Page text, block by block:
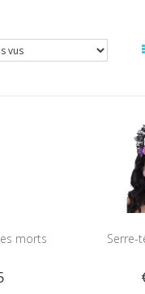
morts Serre-